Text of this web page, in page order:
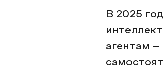
В 2025
агентам